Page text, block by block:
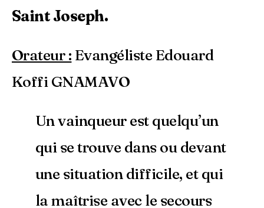
Saint Joseph.
Orateur : Evangéliste Edouard
Koffi GNAMAVO
Un vainqueur est quelqu’un
qui se trouve dans ou devant
une situation difficile, et qui
la maîtrise avec le secours